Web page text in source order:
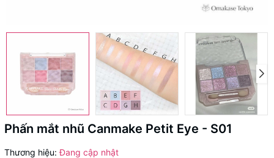
Phấn mắt nhũ Canmake Petit Eye - S01
Thương hiệu: Đang cập nhật